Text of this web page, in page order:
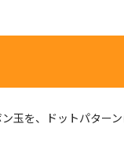
玉を、ドットパター